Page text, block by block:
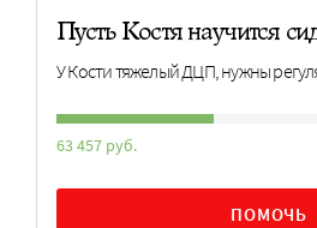
Пусть Костя научится
У Кости тяжелый ДЦП, нужны
63 457 руб.
ПОМОЧЬ